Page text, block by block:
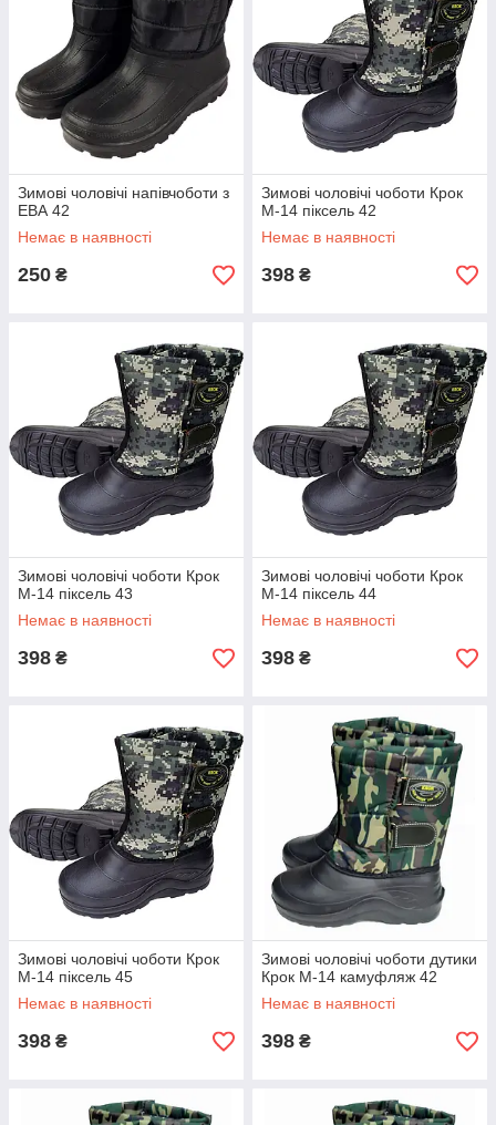
Зимові чоловічі напівчоботи з
ЕВА 42
Немає в наявності
250 ₴
Зимові чоловічі чоботи Крок
М-14 піксель 42
Немає в наявності
398 ₴
Зимові чоловічі чоботи Крок
М-14 піксель 43
Немає в наявності
398 ₴
Зимові чоловічі чоботи Крок
М-14 піксель 44
Немає в наявності
398 ₴
Зимові чоловічі чоботи Крок
М-14 піксель 45
Немає в наявності
398 ₴
Зимові чоловічі чоботи дутики
Крок М-14 камуфляж 42
Немає в наявності
398 ₴